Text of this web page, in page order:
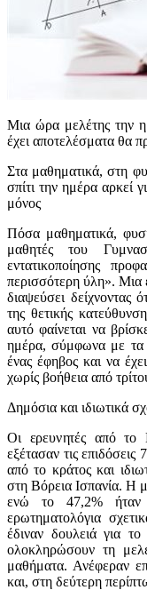
Μια ώρα μελέτης την
έχει αποτελέσματα θα
Στα μαθηματικά, στη
σπίτι την ημέρα αρκεί
μόνος
Πόσα μαθηματικά,
μαθητές του
εντατικοποίησης
περισσότερη ύλη». Μια
διαψεύσει δείχνοντας
της θετικής
αυτό φαίνεται να
ημέρα, σύμφωνα με τα
ένας έφηβος και να
χωρίς βοήθεια από
Δημόσια και ιδιωτικά
Οι ερευνητές από το
εξέτασαν τις
από το κράτος και
στη Βόρεια Ισπανία. Η
ενώ το 47,2% ήταν
ερωτηματολόγια
έδιναν δουλειά για
ολοκληρώσουν τη
μαθήματα. Ανέφεραν
και, στη δεύτερη